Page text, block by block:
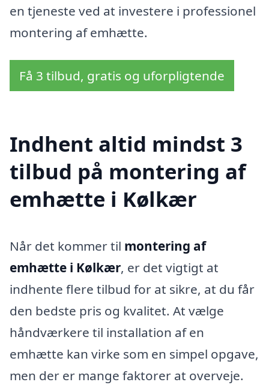
en tjeneste ved at investere i professionel
montering af emhætte.
Få 3 tilbud, gratis og uforpligtende
Indhent altid mindst 3
tilbud på montering af
emhætte i Kølkær
Når det kommer til montering af
emhætte i Kølkær, er det vigtigt at
indhente flere tilbud for at sikre, at du får
den bedste pris og kvalitet. At vælge
håndværkere til installation af en
emhætte kan virke som en simpel opgave,
men der er mange faktorer at overveje.